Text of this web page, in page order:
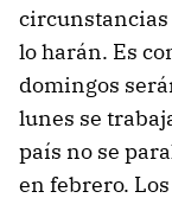
circunstancias
lo harán. Es
domingos
lunes se
país no se
en febrero.